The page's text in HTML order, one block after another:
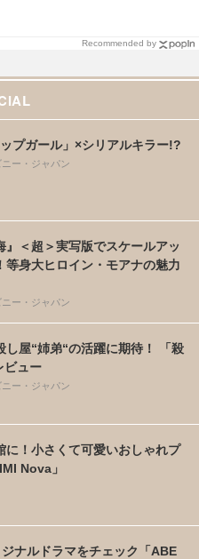
Recommended by
プガール」×シリアルキラー!?
ー・ジャパン
』＜超＞実写版でスケールアッ
等身大ヒロイン・モアナの魅力
ー・ジャパン
し屋“姉弟“の活躍に期待！ 「殺
ビュー
ー・ジャパン
に！小さくて可愛いおしゃれプ
Nova」
ナルドラマをチェック「ABE